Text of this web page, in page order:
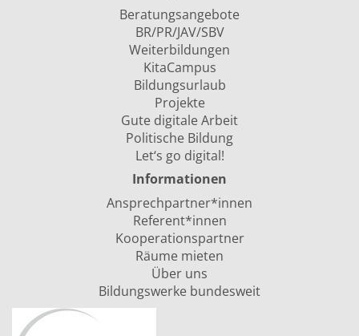
Beratungsangebote
BR/PR/JAV/SBV
Weiterbildungen
KitaCampus
Bildungsurlaub
Projekte
Gute digitale Arbeit
Politische Bildung
Let‘s go digital!
Informationen
Ansprechpartner*innen
Referent*innen
Kooperationspartner
Räume mieten
Über uns
Bildungswerke bundesweit